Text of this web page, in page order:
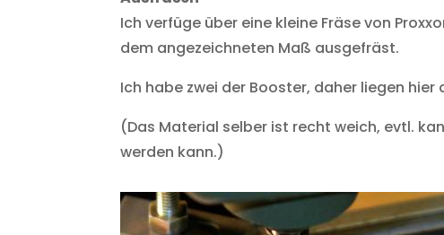
Ich verfüge über eine kleine Fräse von
dem angezeichneten Maß ausgefräst.
Ich habe zwei der Booster, daher liegen
(Das Material selber ist recht weich, evtl.
werden kann.)